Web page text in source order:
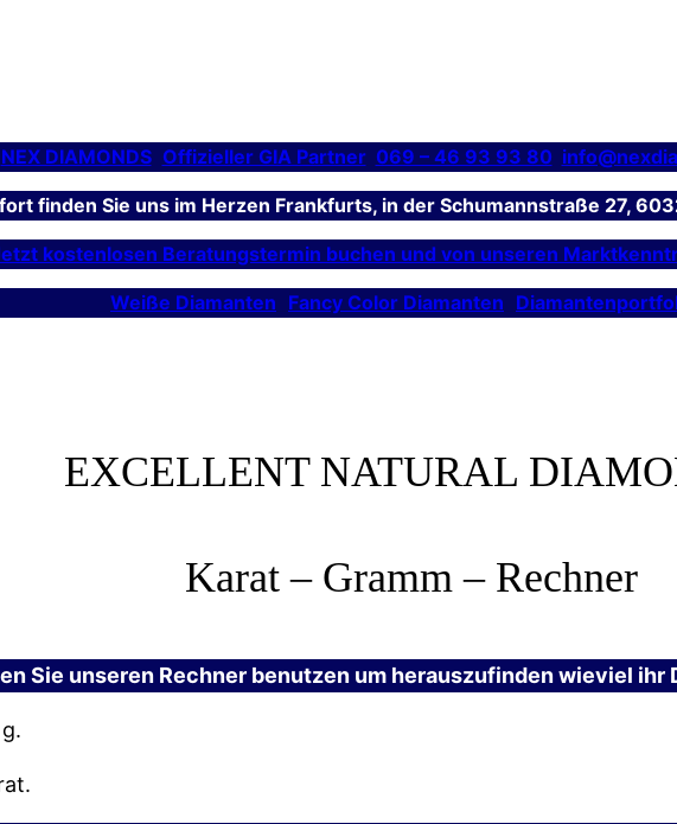
NEX DIAMONDS Offizieller GIA Partner 069 – 46 93 93 80
finden Sie uns im Herzen Frankfurts, in der Schumannstraße 27,
kostenlosen Beratungstermin buchen und von unseren
Weiße Diamanten Fancy Color Diamanten
EXCELLENT NATURAL
Karat – Gramm – Rechner
Sie unseren Rechner benutzen um herauszufinden wieviel ihr